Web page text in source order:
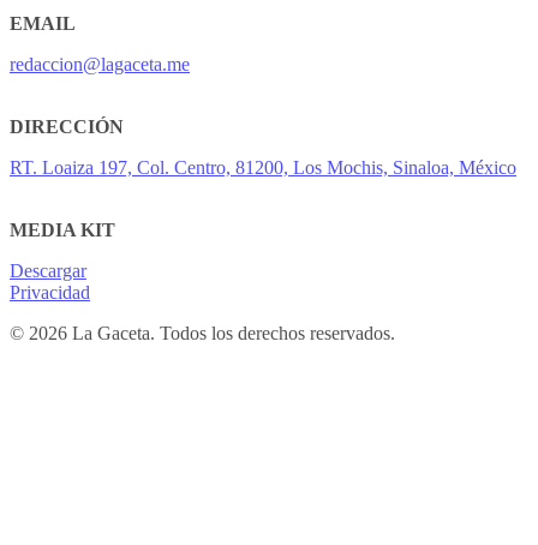
EMAIL
redaccion@lagaceta.me
DIRECCIÓN
RT. Loaiza 197, Col. Centro, 81200, Los Mochis, Sinaloa, México
MEDIA KIT
Descargar
Privacidad
© 2026 La Gaceta. Todos los derechos reservados.